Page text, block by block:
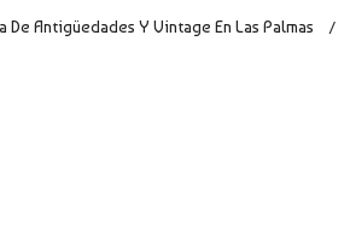
De Antigüedades Y Vintage En Las Palmas /